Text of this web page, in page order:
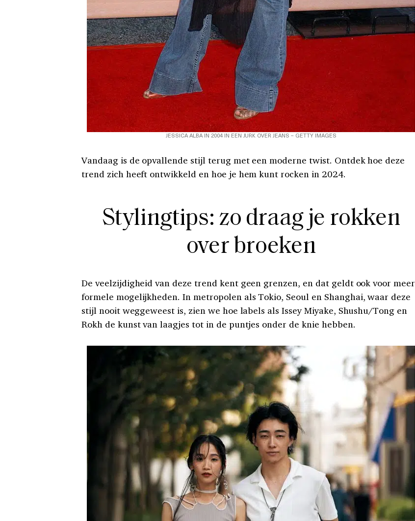
JESSICA ALBA IN 2004 IN EEN JURK OVER JEANS – GETTY IMAGES
Vandaag is de opvallende stijl terug met een moderne twist. Ontdek hoe deze
trend zich heeft ontwikkeld en hoe je hem kunt rocken in 2024.
Stylingtips: zo draag je rokken
over broeken
De veelzijdigheid van deze trend kent geen grenzen, en dat geldt ook voor meer
formele mogelijkheden. In metropolen als Tokio, Seoul en Shanghai, waar deze
stijl nooit weggeweest is, zien we hoe labels als Issey Miyake, Shushu/Tong en
Rokh de kunst van laagjes tot in de puntjes onder de knie hebben.